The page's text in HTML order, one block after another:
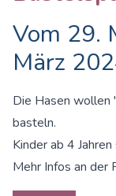
Vom 29.
März
Die Hasen wollen
basteln.
Kinder ab 4
Mehr Infos an der